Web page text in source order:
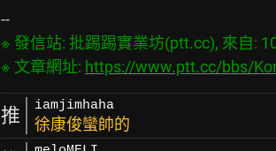
※ 發信站: 批踢踢實業坊(ptt.cc), 來自:
※ 文章網址: https://www.ptt.cc/bbs/
推 iamjimhaha
徐康俊蠻帥的